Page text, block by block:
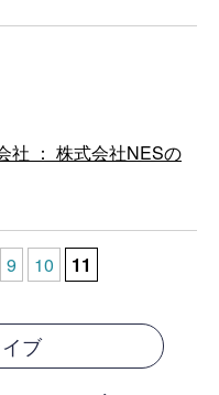
社 ： 株式会社NESの
9 10 11
ブ